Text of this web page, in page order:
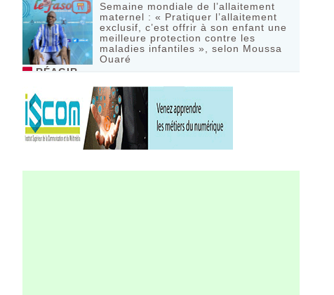
Semaine mondiale de l’allaitement
maternel : « Pratiquer l’allaitement
exclusif, c’est offrir à son enfant une
meilleure protection contre les
maladies infantiles », selon Moussa
Ouaré
RÉAGIR